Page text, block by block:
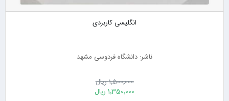
انگلیسی کاربردی
ناشر: دانشگاه فردوسی مشهد
1٬500٬000 ریال
1٬350٬000 ریال